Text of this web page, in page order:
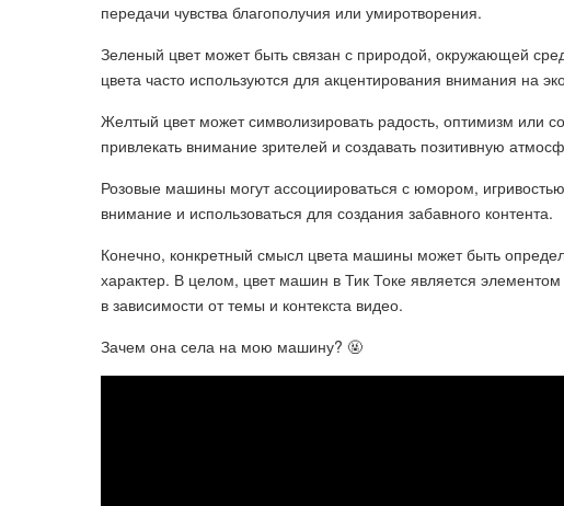
передачи чувства благополучия или умиротворения.
Зеленый цвет может быть связан с природой, окружающей
цвета часто используются для акцентирования внимания на
Желтый цвет может символизировать радость, оптимизм или
привлекать внимание зрителей и создавать позитивную
Розовые машины могут ассоциироваться с юмором,
внимание и использоваться для создания забавного контента.
Конечно, конкретный смысл цвета машины может быть
характер. В целом, цвет машин в Тик Токе является
в зависимости от темы и контекста видео.
Зачем она села на мою машину? 🤬